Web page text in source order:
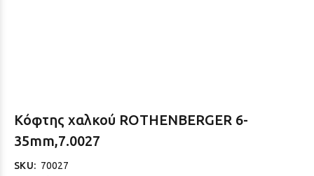
Κόφτης χαλκού ROTHENBERGER 6-
35mm,7.0027
SKU: 70027